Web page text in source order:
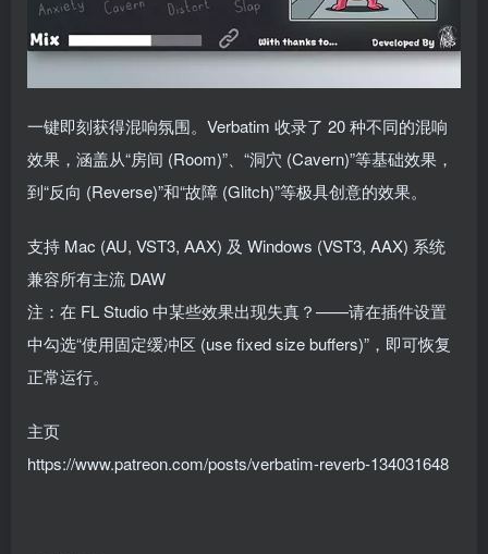
一键即刻获得混响氛围。Verbatim 收录了 20 种不同的混响
效果，涵盖从“房间 (Room)”、“洞穴 (Cavern)”等基础效果，
到“反向 (Reverse)”和“故障 (Glitch)”等极具创意的效果。
支持 Mac (AU, VST3, AAX) 及 Windows (VST3, AAX) 系统
兼容所有主流 DAW
注：在 FL Studio 中某些效果出现失真？——请在插件设置
中勾选“使用固定缓冲区 (use fixed size buffers)”，即可恢复
正常运行。
主页
https://www.patreon.com/posts/verbatim-reverb-134031648